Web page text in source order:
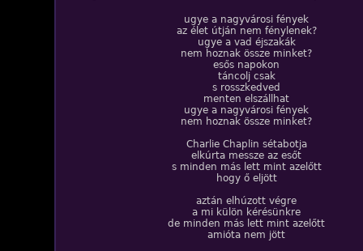
ugye a nagyvárosi fények
az élet útján nem fénylenek?
ugye a vad éjszakák
nem hoznak össze minket?
esős napokon
táncolj csak
s rosszkedved
menten elszállhat
ugye a nagyvárosi fények
nem hoznak össze minket?
Charlie Chaplin sétabotja
elkúrta messze az esőt
s minden más lett mint azelőtt
hogy ő eljött
aztán elhúzott végre
a mi külön kérésünkre
de minden más lett mint azelőtt
amióta nem jött